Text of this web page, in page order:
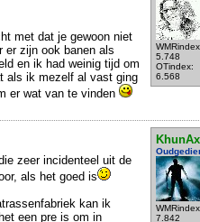
5.748
OTindex:
6.568
met dat je gewoon niet
er zijn ook banen als
en ik had weinig tijd om
als ik mezelf al vast ging
er wat van te vinden
7.842
zeer incidenteel uit de
als het goed is
kan ik
een pre is om in